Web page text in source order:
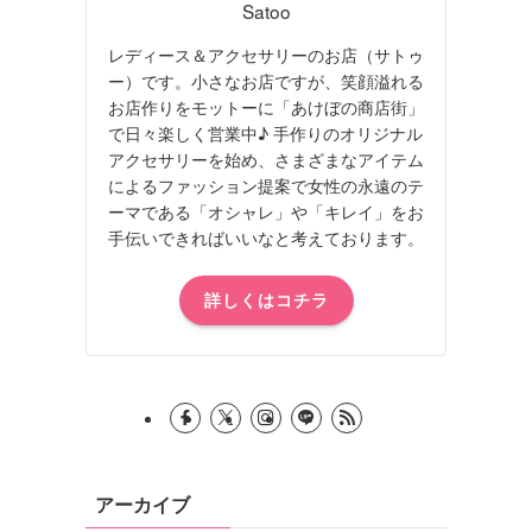
Satoo
レディース＆アクセサリーのお店（サトゥ
ー）です。小さなお店ですが、笑顔溢れる
お店作りをモットーに「あけぼの商店街」
で日々楽しく営業中♪ 手作りのオリジナル
アクセサリーを始め、さまざまなアイテム
によるファッション提案で女性の永遠のテ
ーマである「オシャレ」や「キレイ」をお
手伝いできればいいなと考えております。
詳しくはコチラ
アーカイブ